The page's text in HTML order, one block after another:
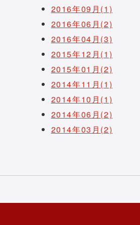
2016年09月(1)
2016年06月(2)
2016年04月(3)
2015年12月(1)
2015年01月(2)
2014年11月(1)
2014年10月(1)
2014年06月(2)
2014年03月(2)